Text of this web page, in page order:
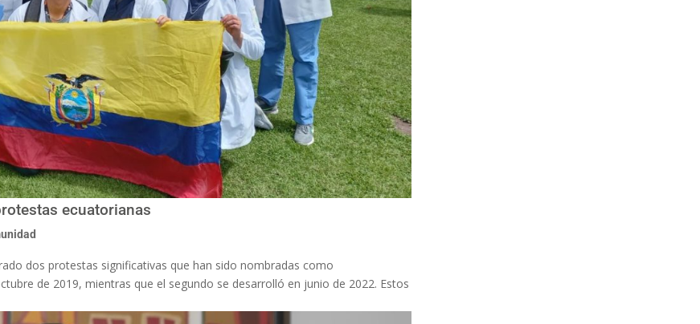
ecuatorianas
dos protestas significativas que han sido nombradas como
de 2019, mientras que el segundo se desarrolló en junio de 2022. Estos